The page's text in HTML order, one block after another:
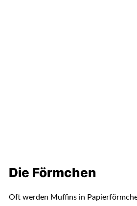
Die Förmchen
Oft werden Muffins in